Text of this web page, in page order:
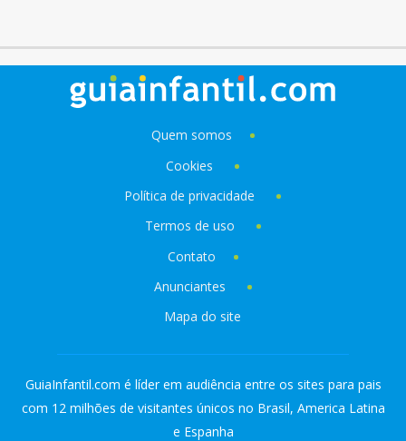
Quem somos
Cookies
Política de privacidade
Termos de uso
Contato
Anunciantes
Mapa do site
GuiaInfantil.com é líder em audiência entre os sites para pais
com 12 milhões de visitantes únicos no Brasil, America Latina
e Espanha